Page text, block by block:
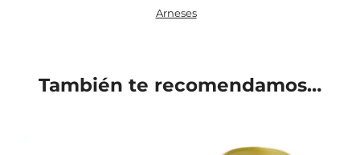
Arneses
También te recomendamos…